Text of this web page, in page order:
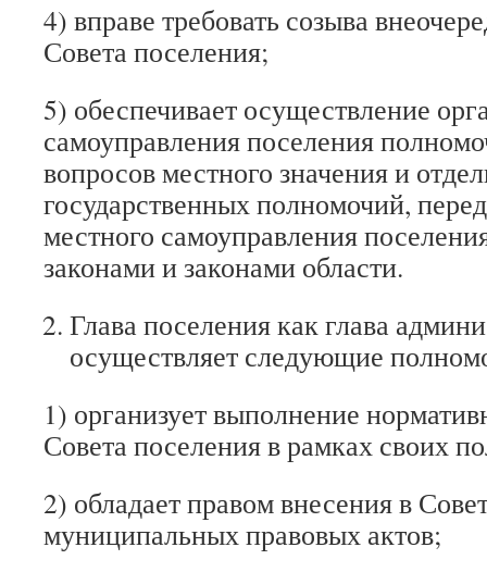
4) вправе требовать созыва
Совета поселения;
5) обеспечивает осуществление
самоуправления поселения
вопросов местного значения и
государственных полномочий,
местного самоуправления
законами и законами области.
Глава поселения как глава
осуществляет следующие
1) организует выполнение
Совета поселения в рамках своих
2) обладает правом внесения в
муниципальных правовых актов;